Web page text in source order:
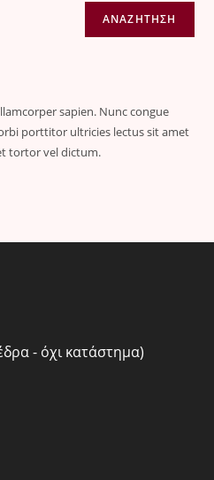
ΑΝΑΖΉΤΗΣΗ
sapien. Nunc congue
porttitor ultricies lectus sit amet
tortor vel dictum.
- όχι κατάστημα)